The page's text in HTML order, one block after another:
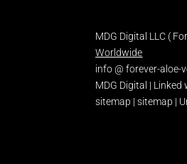
MDG Digital LLC (
Worldwide
info @ forever-aloe-
MDG Digital | Linked
sitemap |sitemap |